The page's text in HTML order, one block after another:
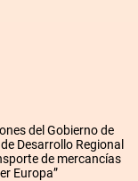
del Gobierno de
Desarrollo Regional
de mercancías
Europa”